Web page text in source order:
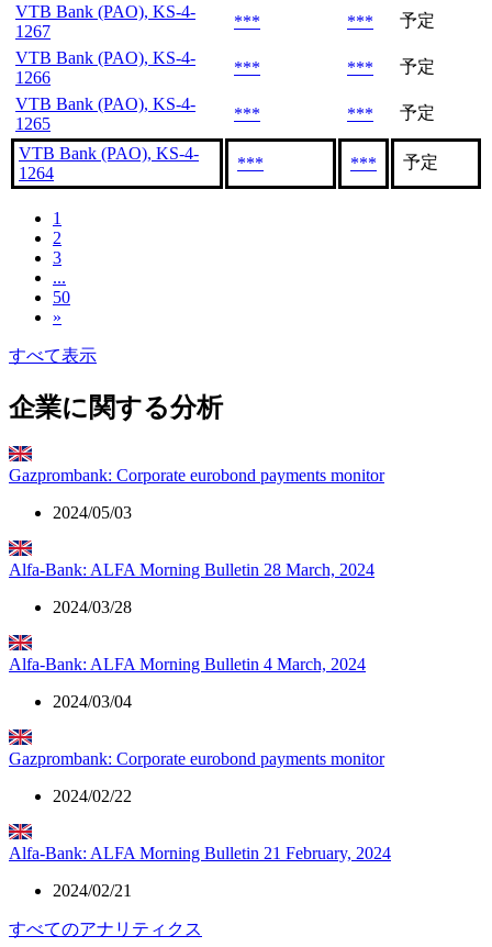
VTB Bank (PAO), KS-4-
1267
*** ***
予定
VTB Bank (PAO), KS-4-
1266
*** ***
予定
VTB Bank (PAO), KS-4-
1265
*** *** 予定
VTB Bank (PAO), KS-4-
1264
*** *** 予定
1
2
3
...
50
»
すべて表示
企業に関する分析
Gazprombank: Corporate eurobond payments monitor
2024/05/03
Alfa-Bank: ALFA Morning Bulletin 28 March, 2024
2024/03/28
Alfa-Bank: ALFA Morning Bulletin 4 March, 2024
2024/03/04
Gazprombank: Corporate eurobond payments monitor
2024/02/22
Alfa-Bank: ALFA Morning Bulletin 21 February, 2024
2024/02/21
すべてのアナリティクス